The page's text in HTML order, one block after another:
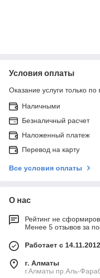
Условия оплаты
Оказание услуги только по
Наличными
Безналичный расчет
Наложенный платеж
Перевод на карту
Все условия оплаты
О нас
Рейтинг не
Менее 5 отзывов за
Работает с 14.11.2012
г. Алматы
г.Алматы пр.Аль-